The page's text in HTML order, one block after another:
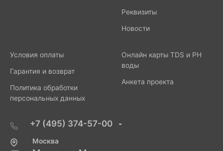
Реквизиты
Новости
Условия оплаты
Гарантия и возврат
Политика обработки
персональных данных
Онлайн карты TDS и PH
воды
Анкета проекта
+7 (495) 374-57-00
Москва